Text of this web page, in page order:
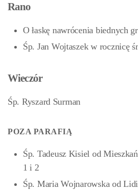
Rano
O łaskę nawrócenia biednych
Śp. Jan Wojtaszek w rocznicę
Wieczór
Śp. Ryszard Surman
POZA PARAFIĄ
Śp. Tadeusz Kisiel od
1 i 2
Śp. Maria Wojnarowska od